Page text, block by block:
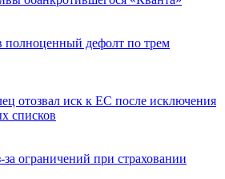
полноценный дефолт по трем
отозвал иск к ЕС после исключения
списков
ограничений при страховании